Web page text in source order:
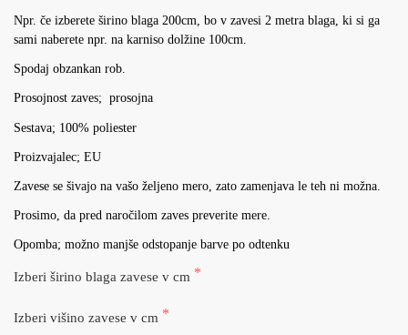
Npr. če izberete širino blaga 200cm, bo v zavesi 2 metra blaga, ki si ga
sami naberete npr. na karniso dolžine 100cm.
Spodaj obzankan rob.
Prosojnost zaves; prosojna
Sestava; 100% poliester
Proizvajalec; EU
Zavese se šivajo na vašo željeno mero, zato zamenjava le teh ni možna.
Prosimo, da pred naročilom zaves preverite mere.
Opomba; možno manjše odstopanje barve po odtenku
Izberi širino blaga zavese v cm
Izberi višino zavese v cm